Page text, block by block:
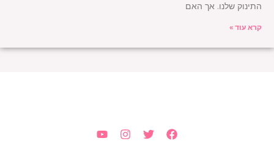
התינוק שלנו. אך האם
קרא עוד »